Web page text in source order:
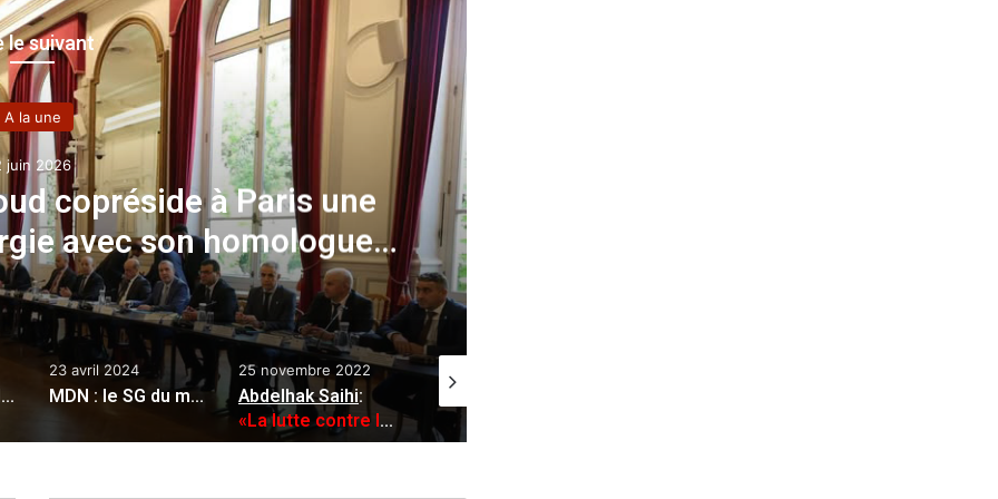
le suivant
A la une
juin 2026
copréside à Paris une
avec son homologue
Logement social à Hassi Mefsoukh : lancement de l’opération de remise des ordres de versement
23 avril 2024
MDN : le SG du ministère préside la cérémonie d’ouverture du séminaire national sur les mutations économiques mondiales et la sécurité nationale de l’Algérie
25 novembre 2022
Abdelhak Saihi:
«La lutte contre l’obésité au centre de toutes les politiques et programmes nationaux»
1 juin 2026